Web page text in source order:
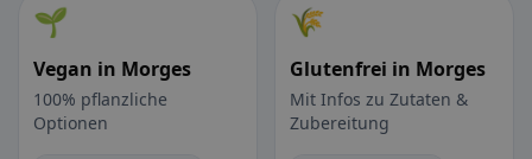
🌱
Vegan in Morges
100% pflanzliche
Optionen
🌾
Glutenfrei in Morges
Mit Infos zu Zutaten &
Zubereitung